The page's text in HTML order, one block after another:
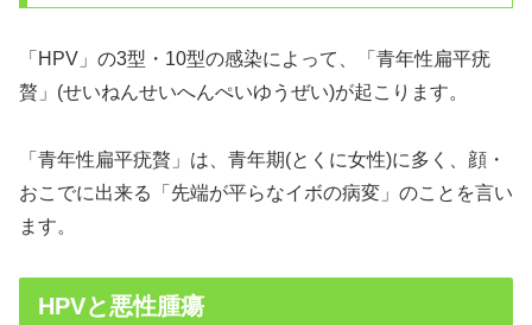
「HPV」の3型・10型の感染によって、「青年性扁平疣
贅」(せいねんせいへんぺいゆうぜい)が起こります。
「青年性扁平疣贅」は、青年期(とくに女性)に多く、顔・
おこでに出来る「先端が平らなイボの病変」のことを言い
ます。
HPVと悪性腫瘍